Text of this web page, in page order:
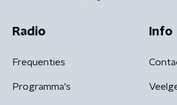
Radio
Frequenties
Programma's
Info